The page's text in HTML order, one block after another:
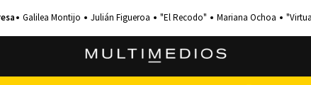
Galilea Montijo Julián Figueroa "El Recodo" Mariana Ochoa